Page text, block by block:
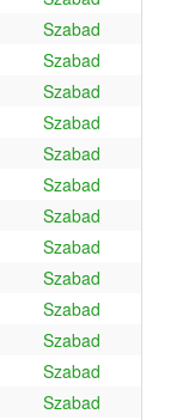
Szabad
Szabad
Szabad
Szabad
Szabad
Szabad
Szabad
Szabad
Szabad
Szabad
Szabad
Szabad
Szabad